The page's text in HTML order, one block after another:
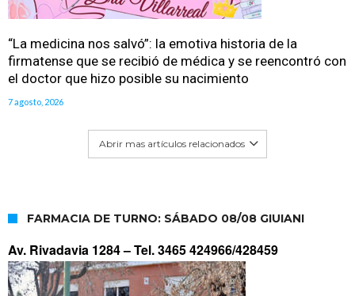
“La medicina nos salvó”: la emotiva historia de la
firmatense que se recibió de médica y se reencontró con
el doctor que hizo posible su nacimiento
7 agosto, 2026
Abrir mas artículos relacionados
FARMACIA DE TURNO: SÁBADO 08/08 GIUIANI
Av. Rivadavia 1284 –Tel. 3465 424966/428459